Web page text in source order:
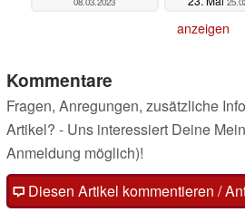
anzeigen
Kommentare
Fragen, Anregungen, zusätzliche
Artikel? - Uns interessiert Deine
Anmeldung möglich)!
Diesen Artikel kommentieren /